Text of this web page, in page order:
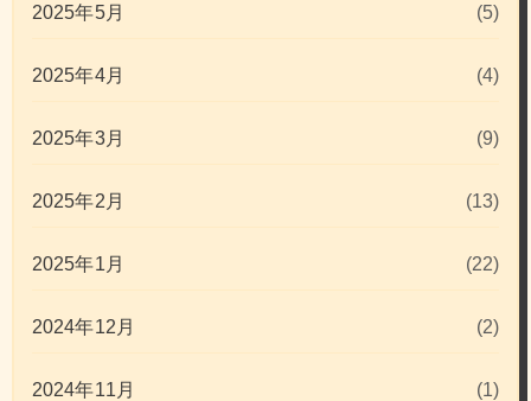
2025年5月 (5)
2025年4月 (4)
2025年3月 (9)
2025年2月 (13)
2025年1月 (22)
2024年12月 (2)
2024年11月 (1)